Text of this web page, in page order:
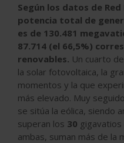
Según los datos de
potencia total de
es de 130.481
87.714 (el 66,5%)
renovables. Un cuarto
la solar fotovoltaica, la
momentos y la que
más elevado. Muy
se sitúa la eólica, siendo
superan los 30
ambas, suman más de la